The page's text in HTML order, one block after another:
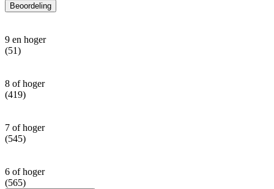
Beoordeling
9 en hoger
(51)
8 of hoger
(419)
7 of hoger
(545)
6 of hoger
(565)